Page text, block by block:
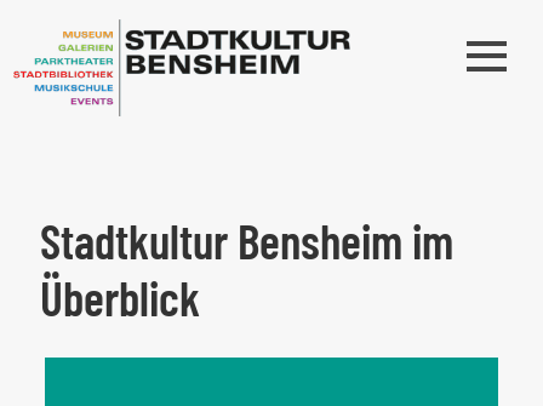
Stadtkultur Bensheim im
Überblick